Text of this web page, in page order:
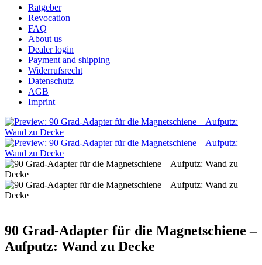
Ratgeber
Revocation
FAQ
About us
Dealer login
Payment and shipping
Widerrufsrecht
Datenschutz
AGB
Imprint
90 Grad-Adapter für die Magnetschiene –
Aufputz: Wand zu Decke